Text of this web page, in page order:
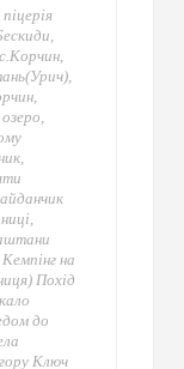
на
Похід
до
Ключ